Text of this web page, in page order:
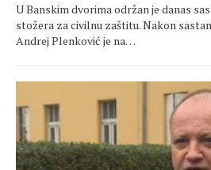
U Banskim dvorima održan je danas
stožera za civilnu zaštitu. Nakon
Andrej Plenković je na…